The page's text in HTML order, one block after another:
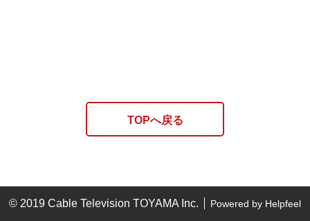
TOPへ戻る
© 2019 Cable Television TOYAMA Inc. Powered by Helpfeel